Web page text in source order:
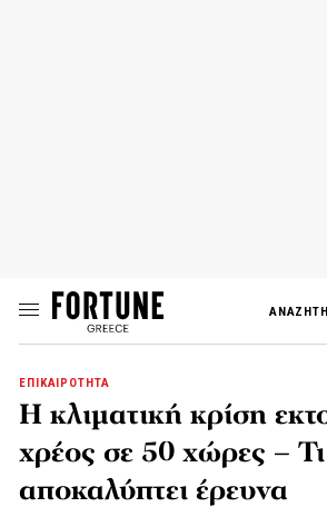
ΕΠΙΚΑΙΡΟΤΗΤΑ
Η κλιματική κρίση
χρέος σε 50 χώρες – Τι
αποκαλύπτει έρευνα